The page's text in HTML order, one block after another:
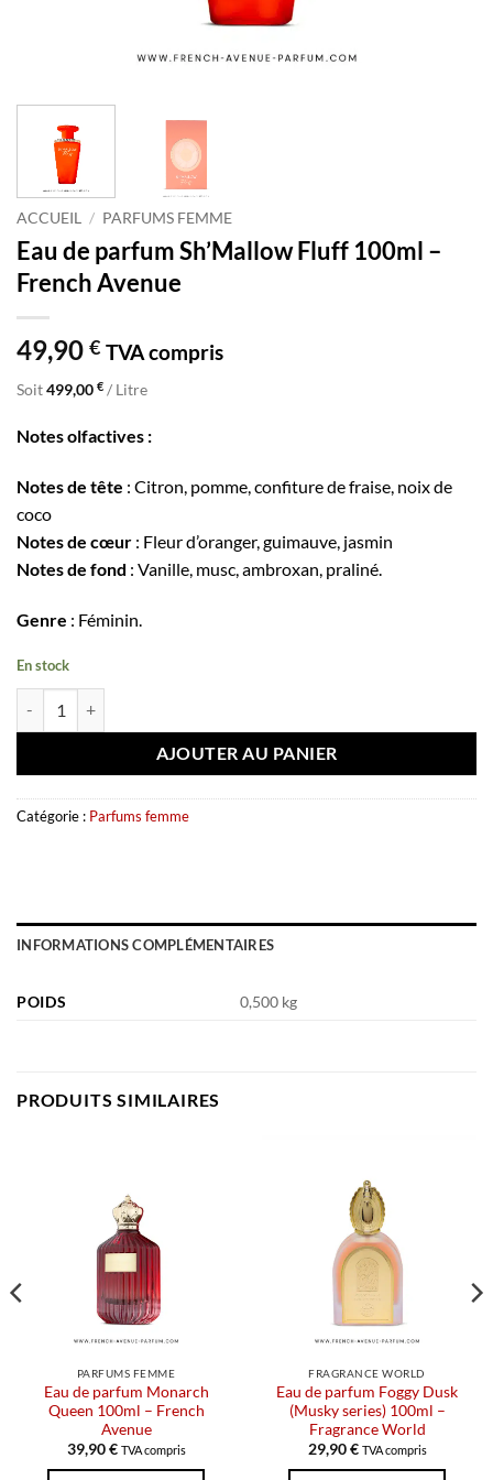
ACCUEIL / PARFUMS FEMME
Eau de parfum Sh’Mallow Fluff 100ml –
French Avenue
49,90 € TVA compris
Soit499,00 € / Litre
Notes olfactives :
Notes de tête : Citron, pomme, confiture de fraise, noix de
coco
Notes de cœur : Fleur d’oranger, guimauve, jasmin
Notes de fond : Vanille, musc, ambroxan, praliné.
Genre : Féminin.
En stock
AJOUTER AU PANIER
Catégorie : Parfums femme
INFORMATIONS COMPLÉMENTAIRES
POIDS 0,500 kg
PRODUITS SIMILAIRES
PARFUMS FEMME
Eau de parfum Monarch
Queen 100ml – French
Avenue
39,90€ TVA compris
FRAGRANCE WORLD
Eau de parfum Foggy Dusk
(Musky series) 100ml –
Fragrance World
29,90€ TVA compris